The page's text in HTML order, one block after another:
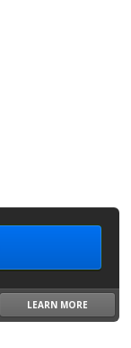
LEARN MORE